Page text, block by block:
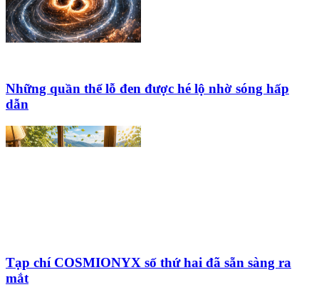
Những quần thể lỗ đen được hé lộ nhờ sóng hấp
dẫn
Tạp chí COSMIONYX số thứ hai đã sẵn sàng ra
mắt